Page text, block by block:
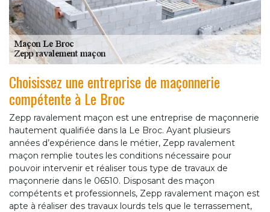
Choisissez une entreprise de maçonnerie
compétente à Le Broc
Zepp ravalement maçon est une entreprise de maçonnerie
hautement qualifiée dans la Le Broc. Ayant plusieurs
années d’expérience dans le métier, Zepp ravalement
maçon remplie toutes les conditions nécessaire pour
pouvoir intervenir et réaliser tous type de travaux de
maçonnerie dans le 06510. Disposant des maçon
compétents et professionnels, Zepp ravalement maçon est
apte à réaliser des travaux lourds tels que le terrassement,